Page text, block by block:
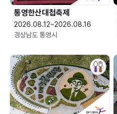
통영한산대첩축제
2026.08.12~2026.08.16
경상남도 통영시